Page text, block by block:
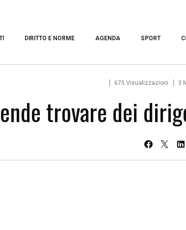
DIRITTO E NORME AGENDA SPORT
675 Visualizzazioni 3
trovare dei